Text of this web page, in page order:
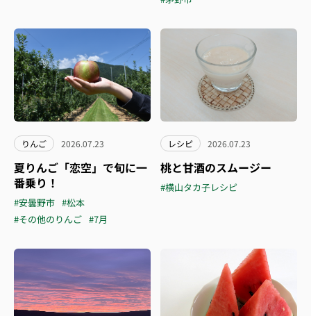
りんご 2026.07.23
夏りんご「恋空」で旬に一
番乗り！
#安曇野市 #松本
#その他のりんご #7月
レシピ 2026.07.23
桃と甘酒のスムージー
#横山タカ子レシピ